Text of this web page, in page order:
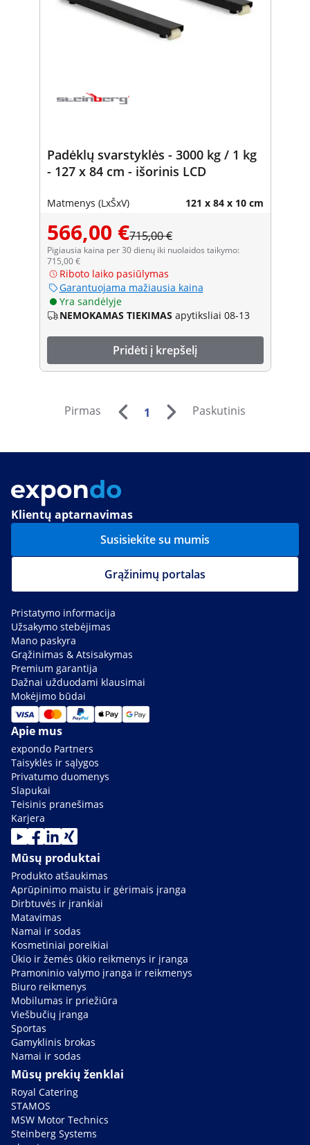
Padėklų svarstyklės - 3000 kg / 1 kg
- 127 x 84 cm - išorinis LCD
Matmenys (LxŠxV) 121 x 84 x 10 cm
566,00 €715,00 €
Pigiausia kaina per 30 dienų iki nuolaidos taikymo:
715,00 €
Riboto laiko pasiūlymas
Garantuojama mažiausia kaina
Yra sandėlyje
NEMOKAMAS TIEKIMAS apytiksliai 08-13
Pridėti į krepšelį
Pirmas 1 Paskutinis
Klientų aptarnavimas
Susisiekite su mumis
Grąžinimų portalas
Pristatymo informacija
Užsakymo stebėjimas
Mano paskyra
Grąžinimas & Atsisakymas
Premium garantija
Dažnai užduodami klausimai
Mokėjimo būdai
Apie mus
expondo Partners
Taisyklės ir sąlygos
Privatumo duomenys
Slapukai
Teisinis pranešimas
Karjera
Mūsų produktai
Produkto atšaukimas
Aprūpinimo maistu ir gėrimais įranga
Dirbtuvės ir įrankiai
Matavimas
Namai ir sodas
Kosmetiniai poreikiai
Ūkio ir žemės ūkio reikmenys ir įranga
Pramoninio valymo įranga ir reikmenys
Biuro reikmenys
Mobilumas ir priežiūra
Viešbučių įranga
Sportas
Gamyklinis brokas
Namai ir sodas
Mūsų prekių ženklai
Royal Catering
STAMOS
MSW Motor Technics
Steinberg Systems